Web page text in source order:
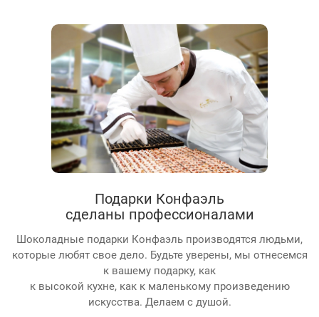
Подарки Конфаэль
сделаны профессионалами
Шоколадные подарки Конфаэль производятся людьми,
которые любят свое дело. Будьте уверены, мы отнесемся
к вашему подарку, как
к высокой кухне, как к маленькому произведению
искусства. Делаем с душой.